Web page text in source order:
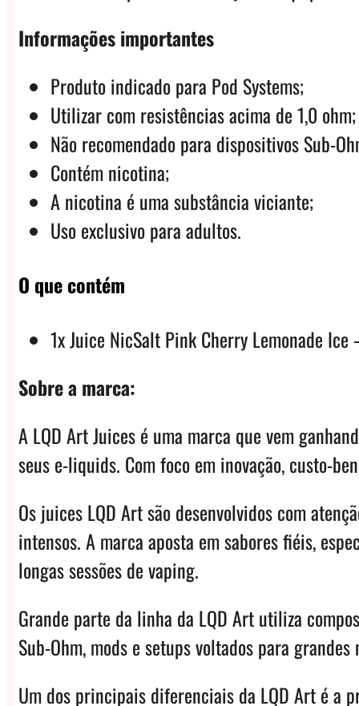
Informações importantes
Produto indicado para Pod Systems;
Utilizar com resistências acima de 1,0 ohm;
Não recomendado para dispositivos Sub-
Contém nicotina;
A nicotina é uma substância viciante;
Uso exclusivo para adultos.
O que contém
1x Juice NicSalt Pink Cherry Lemonade Ice
Sobre a marca:
A LQD Art Juices é uma marca que vem
seus e-liquids. Com foco em inovação, custo-
Os juices LQD Art são desenvolvidos com
intensos. A marca aposta em sabores fiéis,
longas sessões de vaping.
Grande parte da linha da LQD Art utiliza
Sub-Ohm, mods e setups voltados para
Um dos principais diferenciais da LQD Art é a